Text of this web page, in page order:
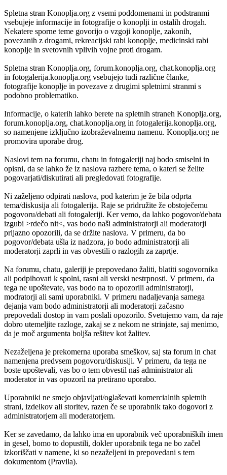
Spletna stran Konoplja.org z vsemi poddomenami in podstranmi
vsebujeje informacije in fotografije o konoplji in ostalih drogah.
Nekatere sporne teme govorijo o vzgoji konoplje, zakonih,
povezanih z drogami, rekreacijski rabi konoplje, medicinski rabi
konoplje in svetovnih vplivih vojne proti drogam.
Spletna stran Konoplja.org, forum.konoplja.org, chat.konoplja.org
in fotogalerija.konoplja.org vsebujejo tudi različne članke,
fotografije konoplje in povezave z drugimi spletnimi stranmi s
podobno problematiko.
Informacije, o katerih lahko berete na spletnih straneh Konoplja.org,
forum.konoplja.org, chat.konoplja.org in fotogalerija.konoplja.org,
so namenjene izključno izobraževalnemu namenu. Konoplja.org ne
promovira uporabe drog.
Naslovi tem na forumu, chatu in fotogaleriji naj bodo smiselni in
opisni, da se lahko že iz naslova razbere tema, o kateri se želite
pogovarjati/diskutirati ali pregledovati fotografije.
Ni zaželjeno odpirati naslova, pod katerim je že bila odprta
tema/diskusija ali fotogalerija. Raje se pridružite že obstoječemu
pogovoru/debati ali fotogaleriji. Ker vemo, da lahko pogovor/debata
izgubi >rdečo nit<, vas bodo naši administratorji ali moderatorji
prijazno opozorili, da se držite naslova. V primeru, da bo
pogovor/debata ušla iz nadzora, jo bodo administratorji ali
moderatorji zaprli in vas obvestili o razlogih za zaprtje.
Na forumu, chatu, galeriji je prepovedano žaliti, blatiti sogovornika
ali podpihovati k spolni, rasni ali verski nestrpnosti. V primeru, da
tega ne upoštevate, vas bodo na to opozorili administratorji,
modratorji ali sami uporabniki. V primeru nadaljevanja samega
dejanja vam bodo administratorji ali moderatorji začasno
prepovedali dostop in vam poslali opozorilo. Svetujemo vam, da raje
dobro utemeljite razloge, zakaj se z nekom ne strinjate, saj menimo,
da je moč argumenta boljša rešitev kot žalitev.
Nezaželjena je prekomerna uporaba smeškov, saj sta forum in chat
namenjena predvsem pogovoru/diskusiji. V primeru, da tega ne
boste upoštevali, vas bo o tem obvestil naš administrator ali
moderator in vas opozoril na pretirano uporabo.
Uporabniki ne smejo objavljati/oglaševati komercialnih spletnih
strani, izdelkov ali storitev, razen če se uporabnik tako dogovori z
administratorjem ali moderatorjem.
Ker se zavedamo, da lahko ima en uporabnik več uporabniških imen
in gesel, bomo to dopustili, dokler uporabnik tega ne bo začel
izkoriščati v namene, ki so nezaželjeni in prepovedani s tem
dokumentom (Pravila).